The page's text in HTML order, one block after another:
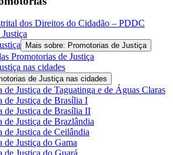
dos Direitos do Cidadão – PDDC
Mais sobre: Promotorias de Justiça
Promotorias de Justiça
nas cidades
de Justiça nas cidades
de Justiça de Taguatinga e de Águas Claras
de Justiça de Brasília I
de Justiça de Brasília II
de Justiça de Brazlândia
de Justiça de Ceilândia
de Justiça do Gama